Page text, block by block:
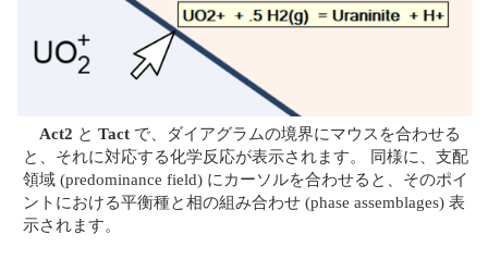
Act2 とTact で、ダイアグラムの境界にマウスを合わせる
と、それに対応する化学反応が表示されます。 同様に、支配
領域 (predominance field) にカーソルを合わせると、そのポイ
ントにおける平衡種と相の組み合わせ (phase assemblages) 表
示されます。